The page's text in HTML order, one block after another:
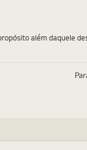
além daquele